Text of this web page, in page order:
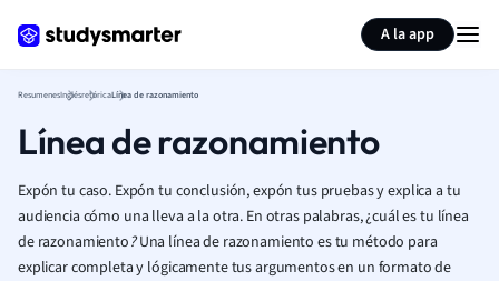
A la app
ResumenesInglésretóricaLínea de razonamiento
Línea de razonamiento
Expón tu caso. Expón tu conclusión, expón tus pruebas y explica a tu
audiencia cómo una lleva a la otra. En otras palabras, ¿cuál es tu línea
de razonamiento?Una línea de razonamiento es tu método para
explicar completa y lógicamente tus argumentos en un formato de
Resumir página